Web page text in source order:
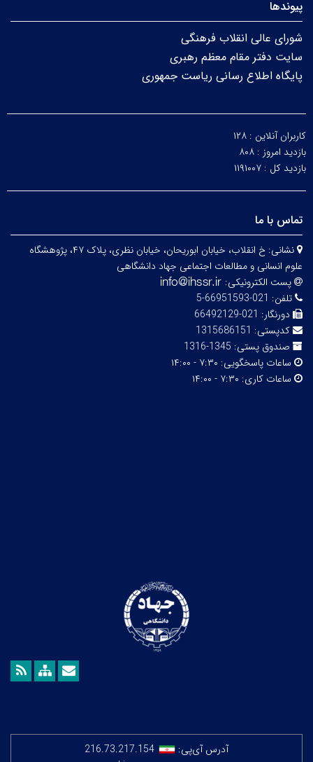
پیوندها
شورای عالی انقلاب فرهنگی
سایت دفتر مقام معظم رهبری
پایگاه اطلاع رسانی ریاست جمهوری
کاربران آنلاین : ۱۲۸
بازدید امروز : ۸۰۸
بازدید کل : ۱۱۹۱۰۰۷
تماس با ما
نشانی:
خ انقلاب، خیابان ابوریحان، خیابان نظری، پلاک ۴۷، پژوهشگاه
علوم انسانی و مطالعات اجتماعی جهاد دانشگاهی
پست الکترونیکی:
تلفن: 021-66951593-5
دورنگار: 021-66492129
کدپستی: 1315686151
صندوق پستی: 1345-1316
ساعات پاسخگویی: ۷:۳۰ - ۱۴:۰۰
ساعات کاری: ۷:۳۰ - ۱۴:۰۰
آدرس آی‌پی:
216.73.217.154